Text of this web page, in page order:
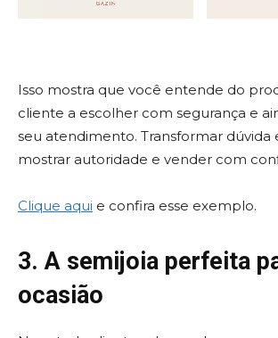
Isso mostra que você entende do
cliente a escolher com segurança e
seu atendimento. Transformar
mostrar autoridade e vender com
Clique aqui e confira esse exemplo.
3. A semijoia perfeita
ocasião